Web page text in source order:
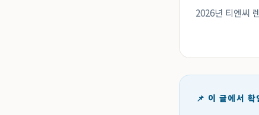
2026년 티엔씨
📌 이 글에서 확